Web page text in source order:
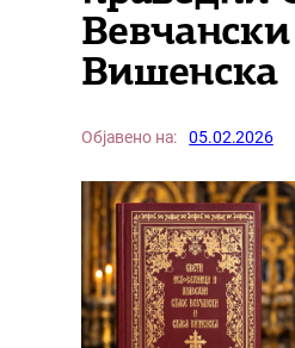
Вишенска
Објавено на: 05.02.2026